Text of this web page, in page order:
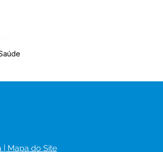
| Mapa do Site